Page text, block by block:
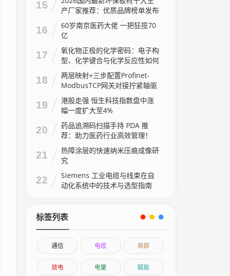
15
产厂家推荐：优质品牌榜单发布
16
60岁南京医药大佬 一把狂揽70
亿
17
氧化物正极的化学密码：电子构
型、化学键合与化学反应性如何
主宰电池性能
18
两层映射+三步配置Profinet-
ModbusTCP网关对接拧紧轴驱
动器方法
19
港股走强 恒生科技指数盘中涨
幅一度扩大至4%
20
药品追溯码扫描手持 PDA 推
荐：助力医药行业高效管理！
21
热障涂层的快速纳米压痕成像研
究
22
Siemens 工业电缆与线束在自
动化系统中的技术与选型指南
标签列表
通信 电缆 局部
放电 电量 赋能